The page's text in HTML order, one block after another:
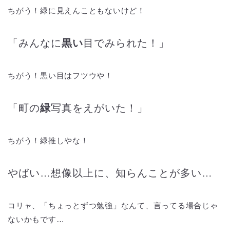
ちがう！緑に見えんこともないけど！
「みんなに黒い 目でみられた！」
ちがう！黒い目はフツウや！
「町の緑写真をえがいた！」
ちがう！緑推しやな！
やばい…想像以上に、知らんことが多い…
コリャ、「ちょっとずつ勉強」なんて、言ってる場合じゃ
ないかもです…